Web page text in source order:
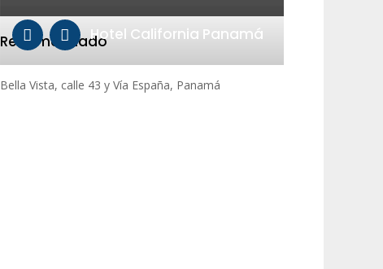
RecomendadoHotel California Panamá
Bella Vista, calle 43 y Vía España, Panamá